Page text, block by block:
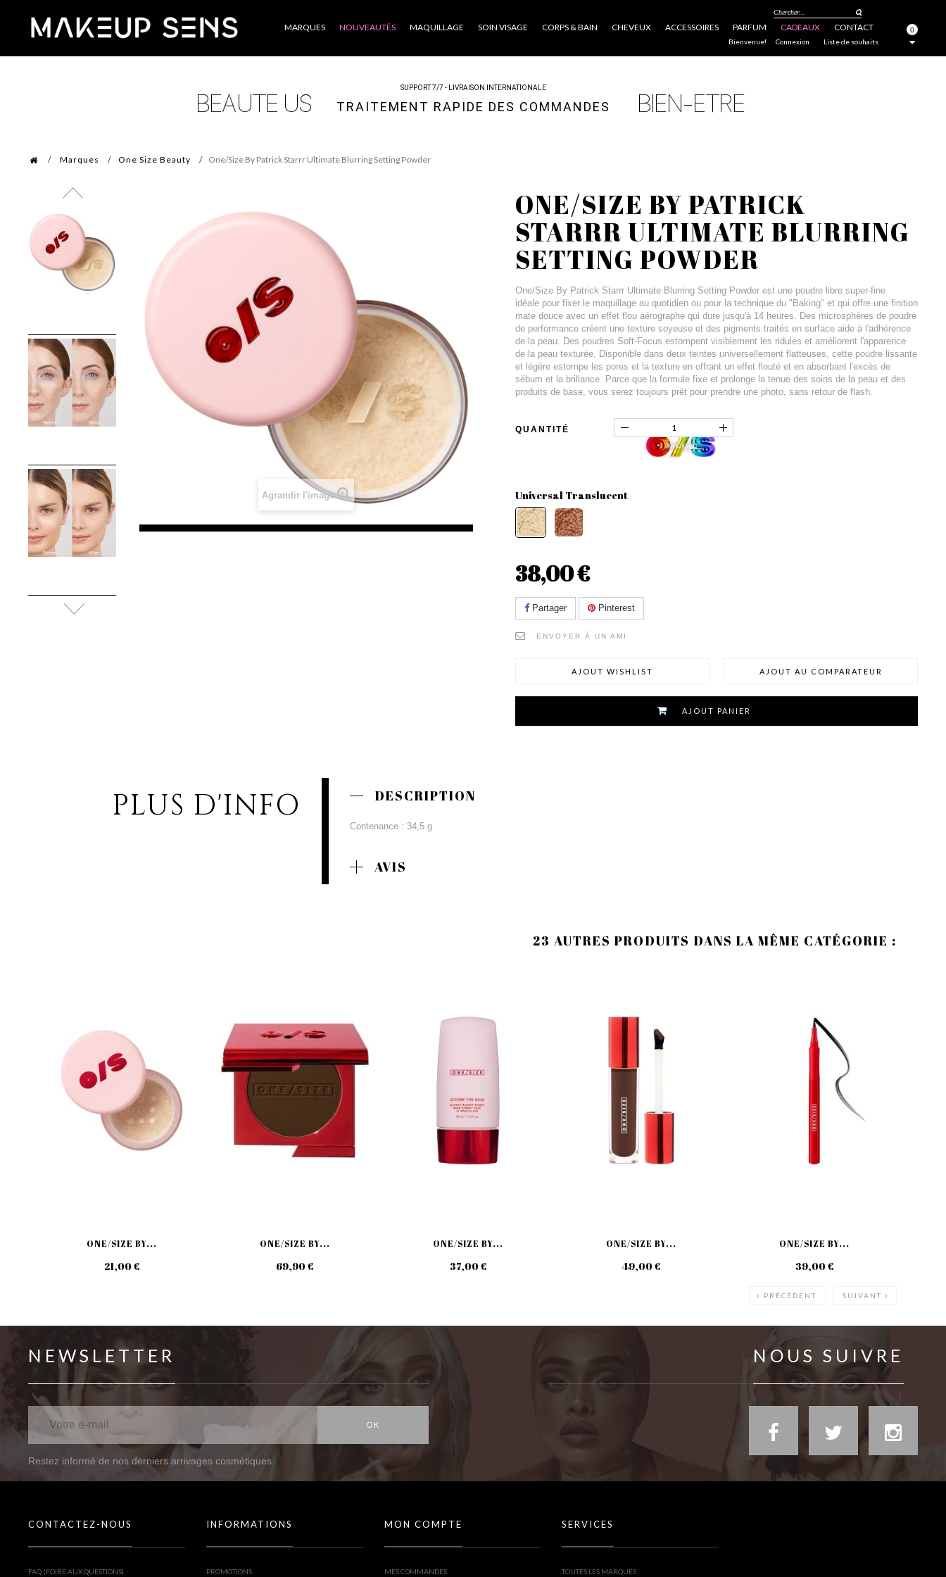
Catégories MARQUES NOUVEAUTÉS MAQUILLAGE SOIN VISAGE CORPS & BAIN CHEVEUX ACCESSOIRES PARFUM CADEAUX CONTACT
Chercher...
0
Liste de souhaits
Bienvenue! Connexion
SUPPORT 7/7 - LIVRAISON INTERNATIONALE
TRAITEMENT RAPIDE DES COMMANDES
Marques One Size Beauty One/Size By Patrick Starrr Ultimate Blurring Setting Powder
Agrandir l'image
ONE/SIZE BY PATRICK
STARRR ULTIMATE BLURRING
SETTING POWDER
One/Size By Patrick Starrr Ultimate Blurring Setting Powder est une poudre libre super-fine
idéale pour fixer le maquillage au quotidien ou pour la technique du "Baking" et qui offre une finition
mate douce avec un effet flou aérographe qui dure jusqu'à 14 heures. Des microsphères de poudre
de performance créent une texture soyeuse et des pigments traités en surface aide à l'adhérence
de la peau. Des poudres Soft-Focus estompent visiblement les ridules et améliorent l'apparence
de la peau texturée. Disponible dans deux teintes universellement flatteuses, cette poudre lissante
et légère estompe les pores et la texture en offrant un effet flouté et en absorbant l'excès de
sébum et la brillance. Parce que la formule fixe et prolonge la tenue des soins de la peau et des
produits de base, vous serez toujours prêt pour prendre une photo, sans retour de flash.
QUANTITÉ
Universal Translucent
38,00 €
Partager Pinterest
ENVOYER À UN AMI
AJOUT WISHLIST AJOUT AU COMPARATEUR
AJOUT PANIER
PLUS D'INFO DESCRIPTION
Contenance : 34,5 g
AVIS
23 AUTRES PRODUITS DANS LA MÊME CATÉGORIE :
ONE/SIZE BY...
21,00 €
ONE/SIZE BY...
69,90 €
ONE/SIZE BY...
37,00 €
ONE/SIZE BY...
49,00 €
ONE/SIZE BY...
39,00 €
PRÉCÉDENT SUIVANT
NEWSLETTER
OK
Restez informé de nos derniers arrivages cosmétiques.
NOUS SUIVRE
CONTACTEZ-NOUS
FAQ (FOIRE AUX QUESTIONS)
INFORMATIONS
PROMOTIONS
MON COMPTE
MES COMMANDES
SERVICES
TOUTES LES MARQUES